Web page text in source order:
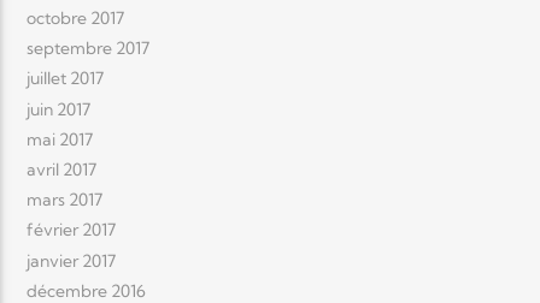
octobre 2017
septembre 2017
juillet 2017
juin 2017
mai 2017
avril 2017
mars 2017
février 2017
janvier 2017
décembre 2016